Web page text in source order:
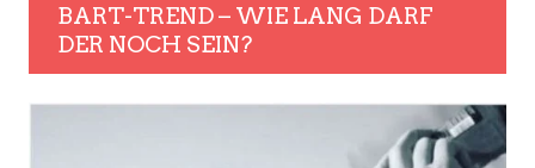
BART-TREND – WIE LANG DARF
DER NOCH SEIN?